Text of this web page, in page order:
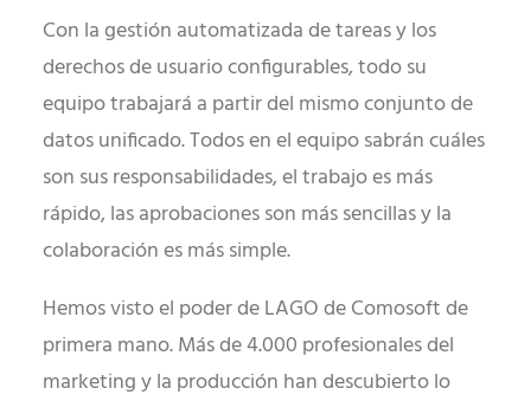
Con la gestión automatizada de tareas y los
derechos de usuario configurables, todo su
equipo trabajará a partir del mismo conjunto de
datos unificado. Todos en el equipo sabrán cuáles
son sus responsabilidades, el trabajo es más
rápido, las aprobaciones son más sencillas y la
colaboración es más simple.
Hemos visto el poder de LAGO de Comosoft de
primera mano. Más de 4.000 profesionales del
marketing y la producción han descubierto lo